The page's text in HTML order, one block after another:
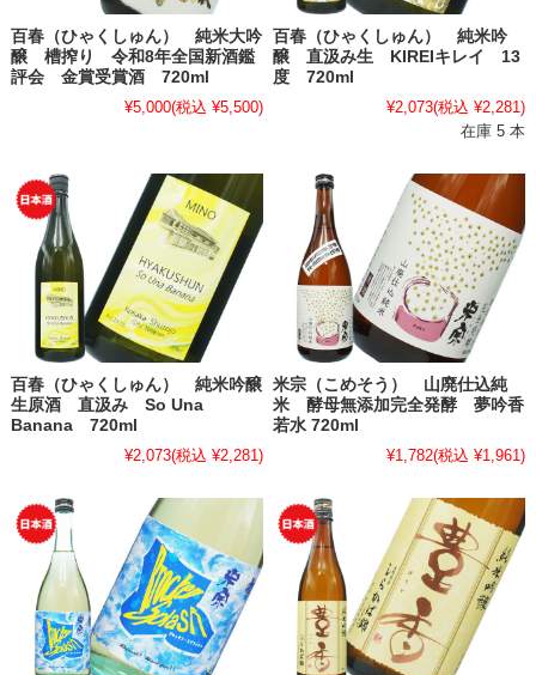
百春（ひゃくしゅん） 純米大吟
醸 槽搾り 令和8年全国新酒鑑
評会 金賞受賞酒 720ml
¥5,000(税込 ¥5,500)
百春（ひゃくしゅん） 純米吟
醸 直汲み生 KIREIキレイ 13
度 720ml
¥2,073(税込 ¥2,281)
在庫 5 本
百春（ひゃくしゅん） 純米吟醸
生原酒 直汲み So Una
Banana 720ml
¥2,073(税込 ¥2,281)
米宗（こめそう） 山廃仕込純
米 酵母無添加完全発酵 夢吟香
若水 720ml
¥1,782(税込 ¥1,961)